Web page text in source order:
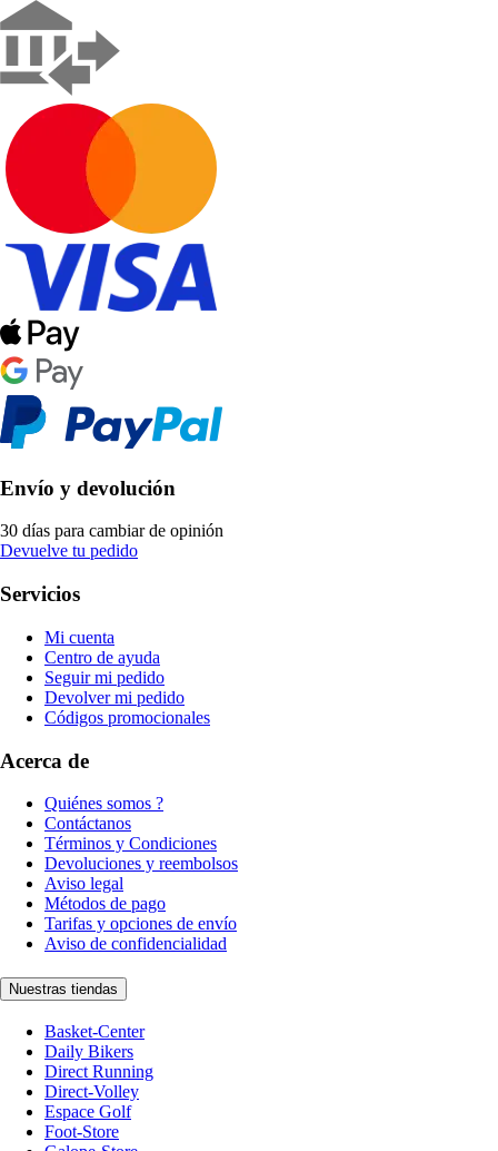
Envío y devolución
30 días para cambiar de opinión
Devuelve tu pedido
Servicios
Mi cuenta
Centro de ayuda
Seguir mi pedido
Devolver mi pedido
Códigos promocionales
Acerca de
Quiénes somos ?
Contáctanos
Términos y Condiciones
Devoluciones y reembolsos
Aviso legal
Métodos de pago
Tarifas y opciones de envío
Aviso de confidencialidad
Nuestras tiendas
Basket-Center
Daily Bikers
Direct Running
Direct-Volley
Espace Golf
Foot-Store